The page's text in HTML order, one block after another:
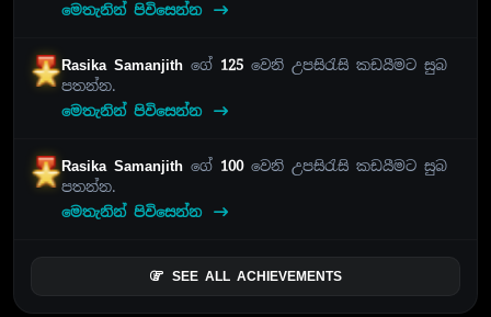
මෙතැනින් පිවිසෙන්න
Rasika Samanjithගේ 125 වෙනි උපසිරැසි කඩයීමට සුබ
පතන්න.
මෙතැනින් පිවිසෙන්න
Rasika Samanjithගේ 100වෙනි උපසිරැසි කඩයීමට සුබ
පතන්න.
මෙතැනින් පිවිසෙන්න
SEE ALL ACHIEVEMENTS